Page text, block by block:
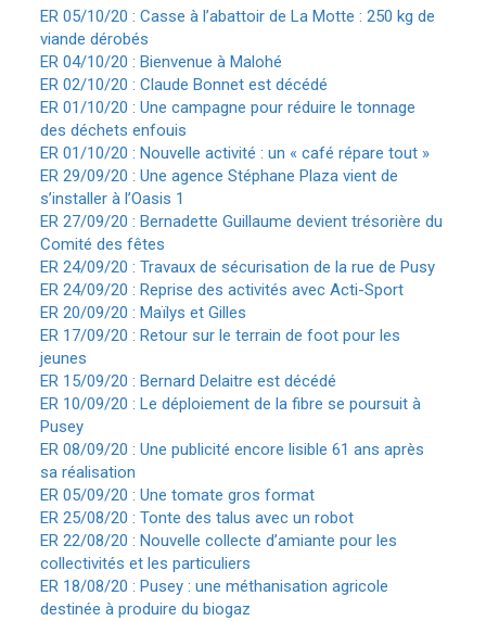
ER 05/10/20 : Casse à l’abattoir de La Motte : 250 kg de
viande dérobés
ER 04/10/20 : Bienvenue à Malohé
ER 02/10/20 : Claude Bonnet est décédé
ER 01/10/20 : Une campagne pour réduire le tonnage
des déchets enfouis
ER 01/10/20 : Nouvelle activité : un « café répare tout »
ER 29/09/20 : Une agence Stéphane Plaza vient de
s’installer à l’Oasis 1
ER 27/09/20 : Bernadette Guillaume devient trésorière du
Comité des fêtes
ER 24/09/20 : Travaux de sécurisation de la rue de Pusy
ER 24/09/20 : Reprise des activités avec Acti-Sport
ER 20/09/20 : Maïlys et Gilles
ER 17/09/20 : Retour sur le terrain de foot pour les
jeunes
ER 15/09/20 : Bernard Delaitre est décédé
ER 10/09/20 : Le déploiement de la fibre se poursuit à
Pusey
ER 08/09/20 : Une publicité encore lisible 61 ans après
sa réalisation
ER 05/09/20 : Une tomate gros format
ER 25/08/20 : Tonte des talus avec un robot
ER 22/08/20 : Nouvelle collecte d’amiante pour les
collectivités et les particuliers
ER 18/08/20 : Pusey : une méthanisation agricole
destinée à produire du biogaz